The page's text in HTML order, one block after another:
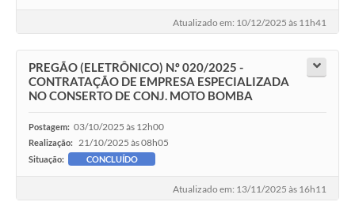
Atualizado em: 10/12/2025 às 11h41
PREGÃO (ELETRÔNICO) N.º 020/2025 -
CONTRATAÇÃO DE EMPRESA ESPECIALIZADA
NO CONSERTO DE CONJ. MOTO BOMBA
Postagem: 03/10/2025 às 12h00
Realização: 21/10/2025 às 08h05
Situação: CONCLUÍDO
Atualizado em: 13/11/2025 às 16h11